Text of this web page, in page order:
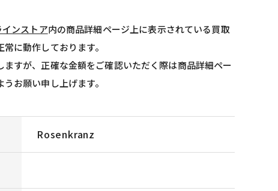
ンストア内の商品詳細ページ上に表示されている買取
に動作しております。
すが、正確な金額をご確認いただく際は商品詳細ペー
お願い申し上げます。
Rosenkranz